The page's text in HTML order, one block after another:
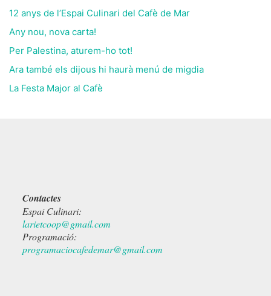
12 anys de l’Espai Culinari del Cafè de Mar
Any nou, nova carta!
Per Palestina, aturem-ho tot!
Ara també els dijous hi haurà menú de migdia
La Festa Major al Cafè
Contactes
Espai Culinari:
larietcoop@gmail.com
Programació:
programaciocafedemar@gmail.com